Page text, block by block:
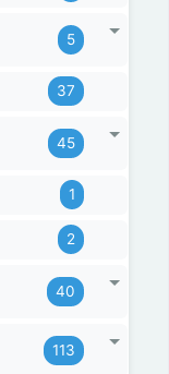
5
37
45
1
2
40
113